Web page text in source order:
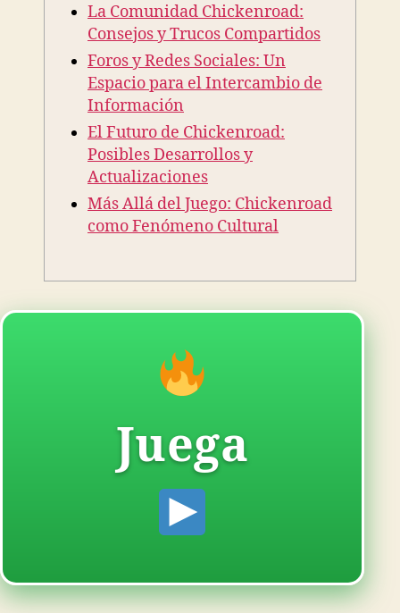
La Comunidad Chickenroad:
Consejos y Trucos Compartidos
Foros y Redes Sociales: Un
Espacio para el Intercambio de
Información
El Futuro de Chickenroad:
Posibles Desarrollos y
Actualizaciones
Más Allá del Juego: Chickenroad
como Fenómeno Cultural
Juega